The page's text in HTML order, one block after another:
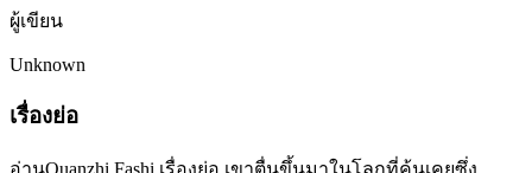
ผู้เขียน
Unknown
เรื่องย่อ